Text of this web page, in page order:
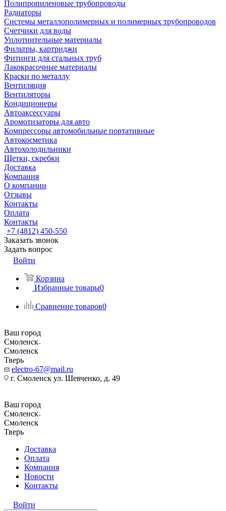
Полипропиленовые трубопроводы
Радиаторы
Системы металлополимерных и полимерных трубопроводов
Счетчики для воды
Уплотнительные материалы
Фильтры, картриджи
Фитинги для стальных труб
Лакокрасочные материалы
Краски по металлу
Вентиляция
Вентиляторы
Кондиционеры
Автоаксессуары
Аромотизаторы для авто
Компрессоры автомобильные портативные
Автокосметика
Автохолодильники
Щетки, скребки
Доставка
Компания
О компании
Отзывы
Контакты
Оплата
Контакты
+7 (4812) 450-550
Заказать звонок
Задать вопрос
Войти
Корзина
Избранные товары0
Сравнение товаров0
Ваш город
Смоленск
Смоленск
Тверь
electro-67@mail.ru
г. Смоленск ул. Шевченко, д. 49
Ваш город
Смоленск
Смоленск
Тверь
Доставка
Оплата
Компания
Новости
Контакты
Войти